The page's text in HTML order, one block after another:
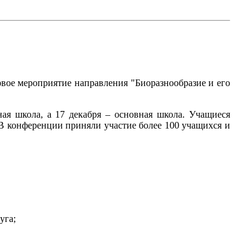
мероприятие направления "Биоразнообразие и его
школа, а 17 декабря – основная школа. Учащиеся
конференции приняли участие более 100 учащихся и